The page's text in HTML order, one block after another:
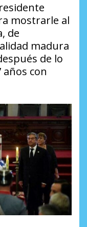
mostrarle al
de
madura
de lo
con